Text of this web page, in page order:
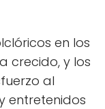
en los
crecido, y los
al
entretenidos